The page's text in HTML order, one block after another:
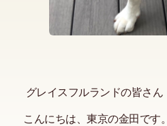
グレイスフルランドの皆さん
こんにちは、東京の金田です。